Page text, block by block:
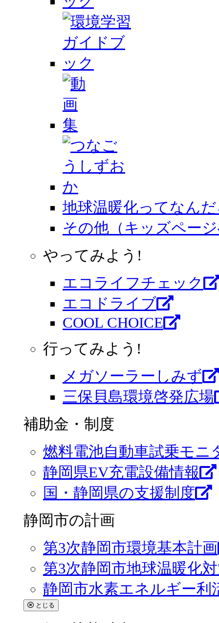
地球温暖化ってなん
その他（キッズペー
やってみよう!
エコライフチェック
エコドライブ
COOL CHOICE
行ってみよう!
メガソーラーしみず
三保貝島環境啓発広場
補助金・制度
燃料電池自動車試乗モニ
静岡県EV充電設備情報
国・静岡県の支援制度
静岡市の計画
第3次静岡市環境基本計画
第3次静岡市地球温暖化
静岡市水素エネルギー
とじる